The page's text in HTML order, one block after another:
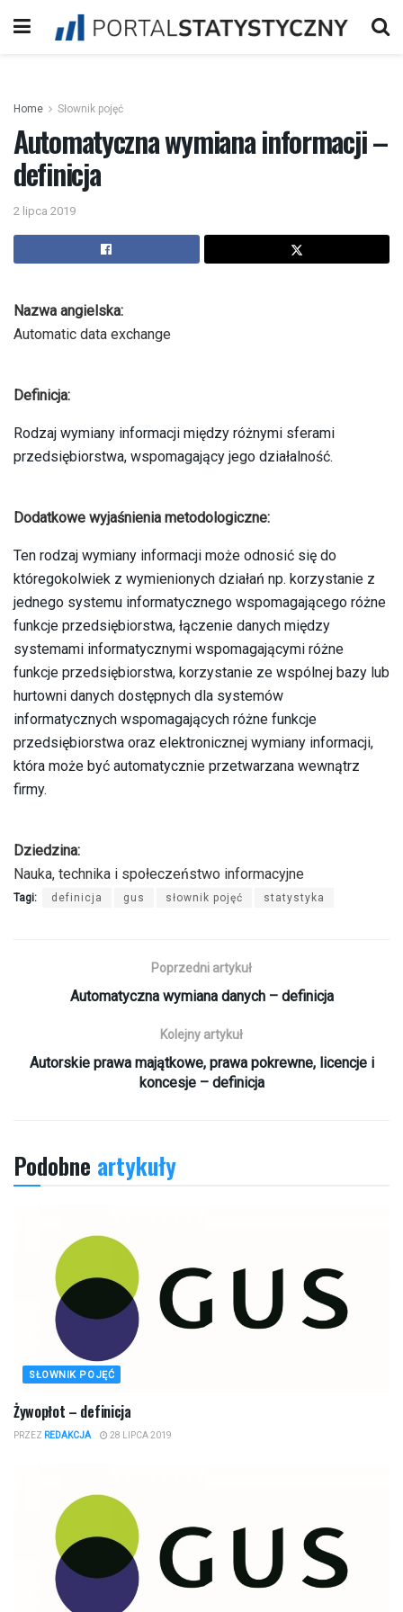
Home Słownik pojęć
Automatyczna wymiana informacji –
definicja
2 lipca 2019
Nazwa angielska:
Automatic data exchange
Definicja:
Rodzaj wymiany informacji między różnymi sferami
przedsiębiorstwa, wspomagający jego działalność.
Dodatkowe wyjaśnienia metodologiczne:
Ten rodzaj wymiany informacji może odnosić się do
któregokolwiek z wymienionych działań np. korzystanie z
jednego systemu informatycznego wspomagającego różne
funkcje przedsiębiorstwa, łączenie danych między
systemami informatycznymi wspomagającymi różne
funkcje przedsiębiorstwa, korzystanie ze wspólnej bazy lub
hurtowni danych dostępnych dla systemów
informatycznych wspomagających różne funkcje
przedsiębiorstwa oraz elektronicznej wymiany informacji,
która może być automatycznie przetwarzana wewnątrz
firmy.
Dziedzina:
Nauka, technika i społeczeństwo informacyjne
Tagi: definicja gus słownik pojęć statystyka
Poprzedni artykuł
Automatyczna wymiana danych – definicja
Kolejny artykuł
Autorskie prawa majątkowe, prawa pokrewne, licencje i
koncesje – definicja
Podobne artykuły
SŁOWNIK POJĘĆ
Żywopłot – definicja
PRZEZ REDAKCJA 28 LIPCA 2019